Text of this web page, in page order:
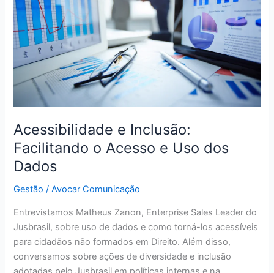
Acessibilidade e Inclusão:
Facilitando o Acesso e Uso dos
Dados
Gestão /Avocar Comunicação
Entrevistamos Matheus Zanon, Enterprise Sales Leader do
Jusbrasil, sobre uso de dados e como torná-los acessíveis
para cidadãos não formados em Direito. Além disso,
conversamos sobre ações de diversidade e inclusão
o
Acesso
e
Uso
dos
Dados